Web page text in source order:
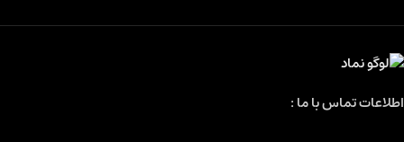
اطلاعات تماس با ما :